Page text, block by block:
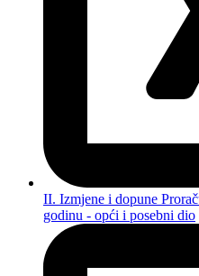
II. Izmjene i dopune
godinu - opći i posebni dio